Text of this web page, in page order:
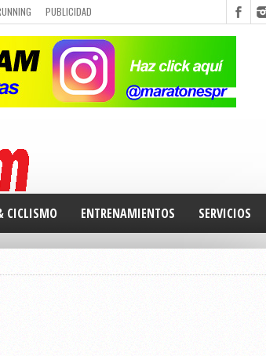
PUBLICIDAD
PORTAL DE MIEMBROS
CICLISMO ENTRENAMIENTOS SERVICIOS